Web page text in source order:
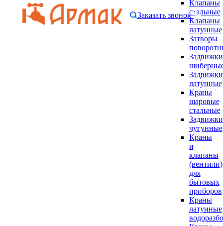
Клапаны
стальные
Клапаны
латунные
Затворы
Задвижки
Задвижки
латунные
Краны
шаровые
стальные
Задвижки
чугунные
Краны
и
клапаны
(вентили)
для
бытовых
приборов
Краны
латунные
Заказать звонок